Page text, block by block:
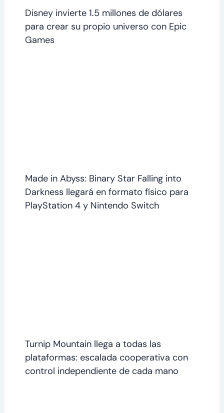
Disney invierte 1.5 millones de dólares
para crear su propio universo con Epic
Games
Made in Abyss: Binary Star Falling into
Darkness llegará en formato físico para
PlayStation 4 y Nintendo Switch
Turnip Mountain llega a todas las
plataformas: escalada cooperativa con
control independiente de cada mano